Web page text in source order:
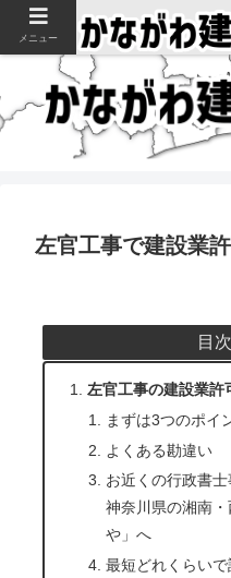
神奈川県の建設業許可申請
左官工事で建設業
目次
左官工事の建設業許
まずは3つのポイ
よくある勘違い
お近くの行政書
神奈川県の湘南
や」へ
最短どれくらい
メニュー